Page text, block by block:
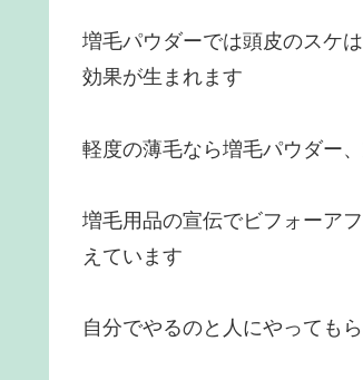
増毛パウダーでは頭皮のスケ
効果が生まれます
軽度の薄毛なら増毛パウダー
増毛用品の宣伝でビフォーア
えています
自分でやるのと人にやっても